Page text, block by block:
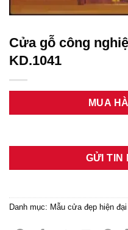
Cửa gỗ công
KD.1041
MUA
GỬI TIN
Danh mục: Mẫu cửa đẹp hiện đại